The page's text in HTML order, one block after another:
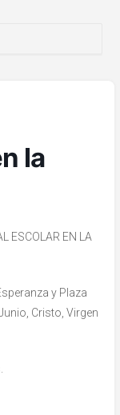
la
ESCOLAR EN LA
y Plaza
Cristo, Virgen
.